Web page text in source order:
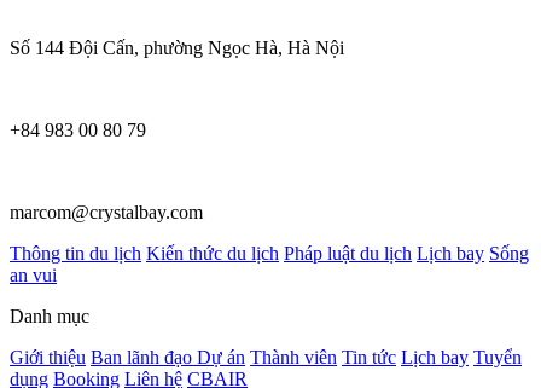
Số 144 Đội Cấn, phường Ngọc Hà, Hà Nội
+84 983 00 80 79
marcom@crystalbay.com
Thông tin du lịch Kiến thức du lịch Pháp luật du lịch Lịch bay Sống
an vui
Danh mục
Giới thiệu Ban lãnh đạo Dự án Thành viên Tin tức Lịch bay Tuyển
dụng Booking Liên hệ CBAIR